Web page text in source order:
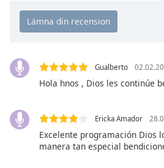
Chapters
Descriptions
off
,
selected
subtitles
settings,
Gualberto
Hola hnos , Dios les continúe
Ericka Amador
Excelente programación Dios
manera tan especial